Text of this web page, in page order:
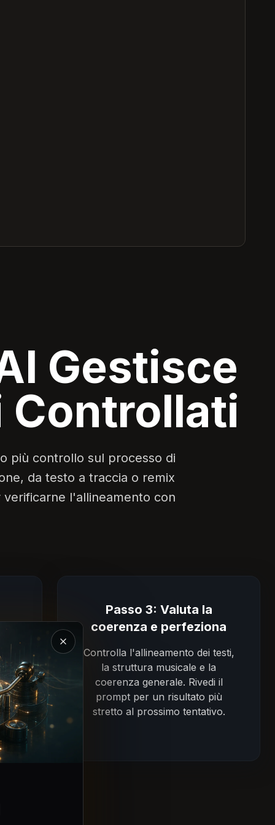
Gestisce
Controllati
più controllo sul processo di
da testo a traccia o remix
l'allineamento con
Passo 3: Valuta la
coerenza e perfeziona
Controlla l'allineamento dei testi,
la struttura musicale e la
coerenza generale. Rivedi il
prompt per un risultato più
stretto al prossimo tentativo.
Chiudi la presentazione di Magic Music